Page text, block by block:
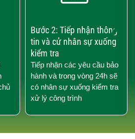
Bước 2: Tiếp nhận thông
tin và cử nhân sự xuống
kiểm tra
Tiếp nhận các yêu cầu bảo
hành và trong vòng 24h sẽ
có nhân sự xuống kiểm tra
xử lý công trình
›